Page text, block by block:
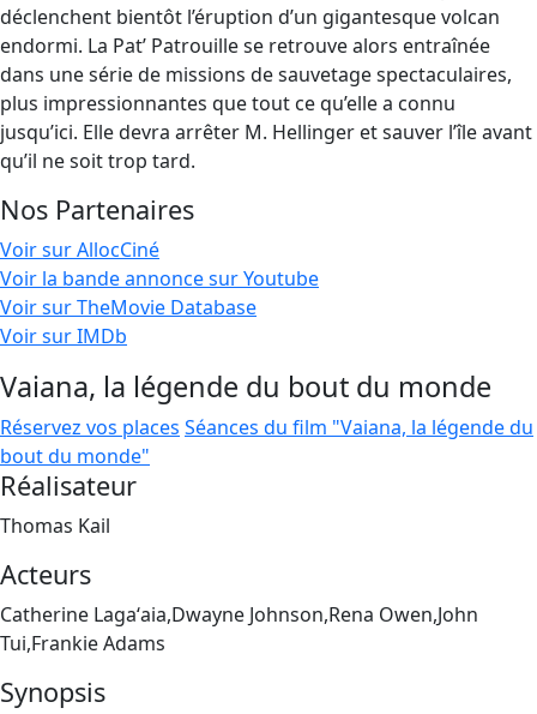
déclenchent bientôt l’éruption d’un gigantesque volcan
endormi. La Pat’ Patrouille se retrouve alors entraînée
dans une série de missions de sauvetage spectaculaires,
plus impressionnantes que tout ce qu’elle a connu
jusqu’ici. Elle devra arrêter M. Hellinger et sauver l’île avant
qu’il ne soit trop tard.
Nos Partenaires
Voir sur AllocCiné
Voir la bande annonce sur Youtube
Voir sur TheMovie Database
Voir sur IMDb
Vaiana, la légende du bout du monde
Réservez vos places Séances du film "Vaiana, la légende du
bout du monde"
Réalisateur
Thomas Kail
Acteurs
Catherine Lagaʻaia,Dwayne Johnson,Rena Owen,John
Tui,Frankie Adams
Synopsis